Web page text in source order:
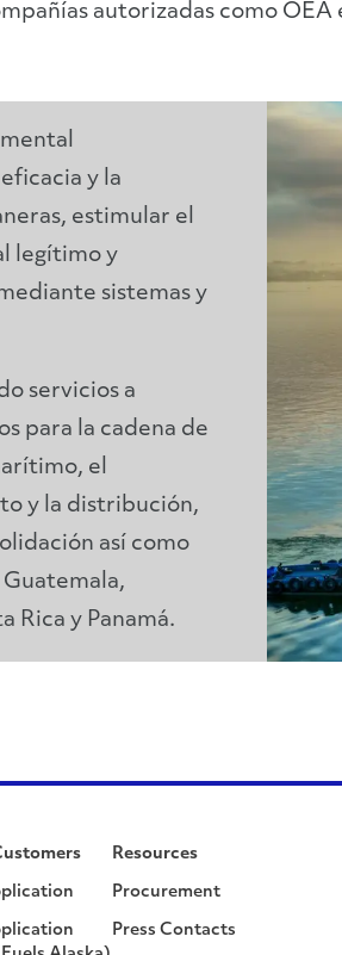
autorizadas como
y la
estimular el
legítimo y
sistemas y
servicios a
para la cadena de
el
y la distribución,
así como
Rica y Panamá.
Resources
Procurement
Press Contacts